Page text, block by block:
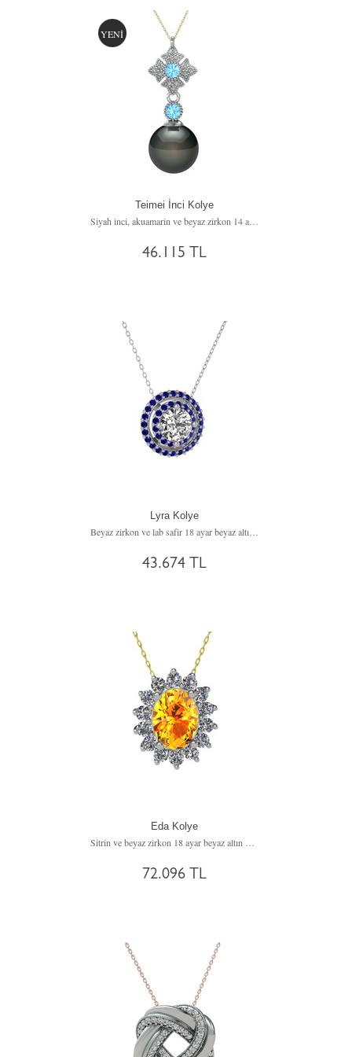
YENİ
Teimei İnci Kolye
Siyah inci, akuamarin ve beyaz zirkon 14 ayar beyaz altın kolye (40 cm gümüş rolo zincir)
46.115 TL
Lyra Kolye
43.674 TL
Eda Kolye
72.096 TL